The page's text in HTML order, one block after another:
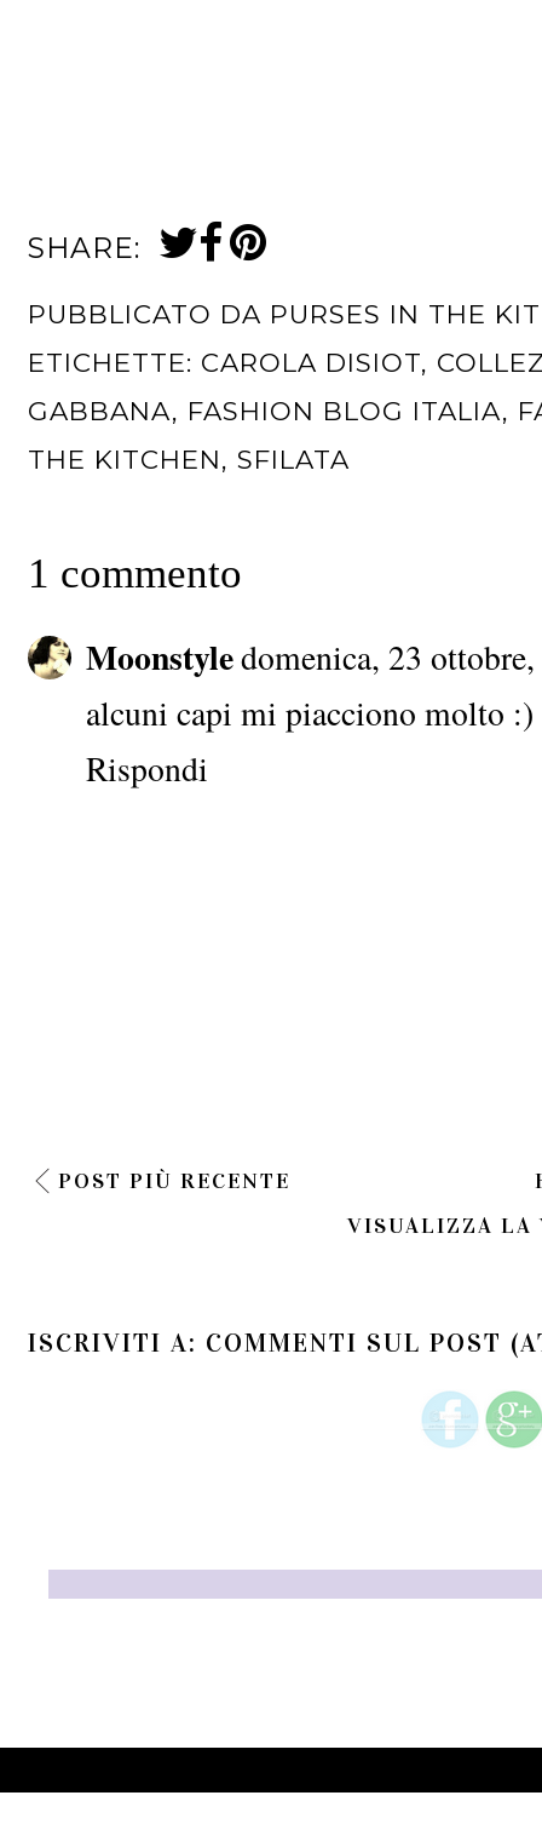
SHARE:
PUBBLICATO DA PURSES IN THE
ETICHETTE: CAROLA DISIOT,
GABBANA, FASHION BLOG ITALIA,
THE KITCHEN, SFILATA
1 commento
Moonstyledomenica, 23
alcuni capi mi piacciono molto :)
Rispondi
POST PIÙ RECENTE
VISUALIZZA LA
ISCRIVITI A: COMMENTI SUL POST